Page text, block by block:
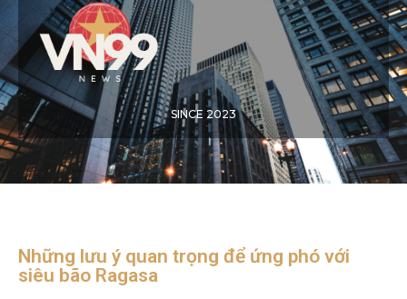
SINCE 2023
Những lưu ý quan trọng để ứng phó với
siêu bão Ragasa